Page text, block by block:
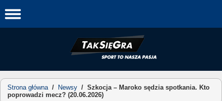
to
Strona główna/ Newsy / Szkocja – Maroko sędzia spotkania. Kto
poprowadzi mecz? (20.06.2026)